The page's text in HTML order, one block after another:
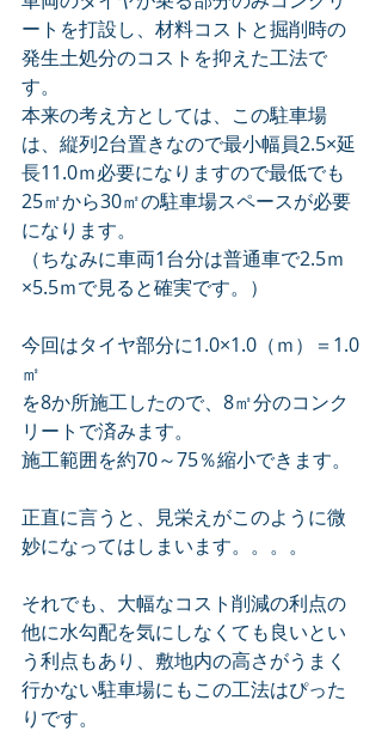
ートを打設し、材料コストと掘削時の
発生土処分のコストを抑えた工法で
す。
本来の考え方としては、この駐車場
は、縦列2台置きなので最小幅員2.5×延
長11.0ｍ必要になりますので最低でも
25㎡から30㎡の駐車場スペースが必要
になります。
（ちなみに車両1台分は普通車で2.5ｍ
×5.5ｍで見ると確実です。）
今回はタイヤ部分に1.0×1.0（ｍ）＝1.0
㎡
を8か所施工したので、8㎡分のコンク
リートで済みます。
施工範囲を約70～75％縮小できます。
正直に言うと、見栄えがこのように微
妙になってはしまいます。。。。
それでも、大幅なコスト削減の利点の
他に水勾配を気にしなくても良いとい
う利点もあり、敷地内の高さがうまく
行かない駐車場にもこの工法はぴった
りです。